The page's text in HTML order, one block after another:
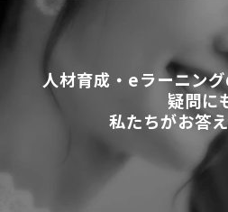
人材育成・eラーニン
疑問に
私たちがお答え